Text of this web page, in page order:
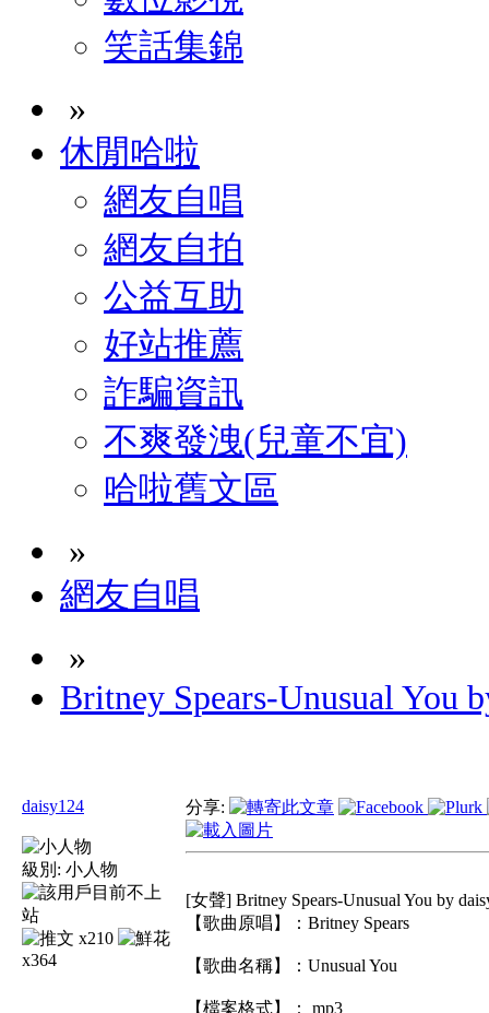
笑話集錦
»
休閒哈啦
網友自唱
網友自拍
公益互助
好站推薦
詐騙資訊
不爽發洩(兒童不宜)
哈啦舊文區
»
網友自唱
»
Britney Spears-Unusual You
daisy124
級別: 小人物
x210
x364
分享:
[女聲] Britney Spears-Unusual You by
【歌曲原唱】：Britney Spears
【歌曲名稱】：Unusual You
【檔案格式】： mp3